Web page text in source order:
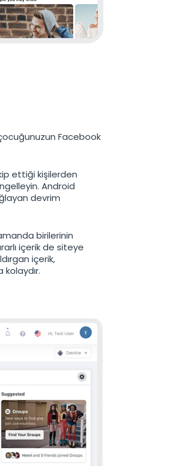
Facebook
ettiği kişilerden
Android
devrim
birilerinin
içerik de siteye
içerik,